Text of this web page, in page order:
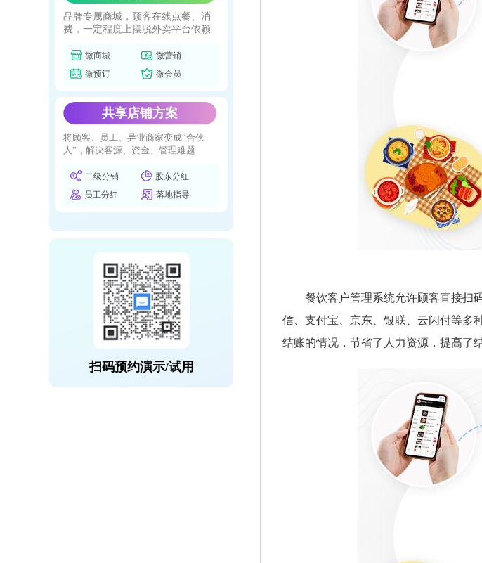
品牌专属商城，顾客在线点餐、消
费，一定程度上摆脱外卖平台依赖
微商城
微营销
微预订
微会员
共享店铺方案
将顾客、员工、异业商家变成“合伙
人”，解决客源、资金、管理难题
二级分销
股东分红
员工分红
落地指导
扫码预约演示/试用
餐饮客户管理系统允许顾客直接扫
信、支付宝、京东、银联、云闪付等多
结账的情况，节省了人力资源，提高了